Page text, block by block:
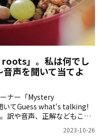
」。私は何でし
声を聞いて当てよ
ナー「Mystery
いてGuess what‘s talking!
訳や音声、正解などもこち
2023-10-26